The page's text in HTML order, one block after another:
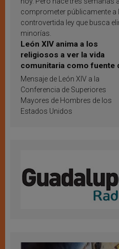
comprometer públicamente a
controvertida ley que busca
minorías.
León XIV anima a los
religiosos a ver la vida
comunitaria como fuente
inspiración y santificación
Mensaje de León XIV a la
Conferencia de Superiores
Mayores de Hombres de los
Estados Unidos